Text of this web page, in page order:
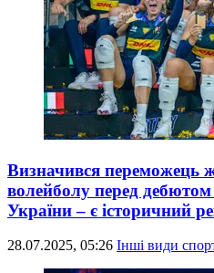
Визначився переможець
волейболу перед дебютом
України – є історичний
28.07.2025, 05:26 Інші види